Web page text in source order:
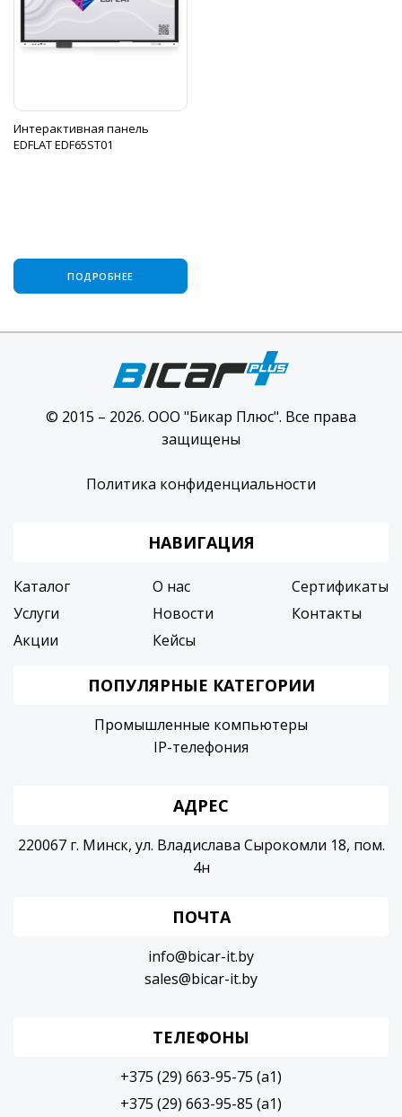
Интерактивная панель
EDFLAT EDF65ST01
ПОДРОБНЕЕ
© 2015 – 2026. ООО "Бикар Плюс". Все права
защищены
Политика конфиденциальности
НАВИГАЦИЯ
Каталог
Услуги
Акции
О нас
Новости
Кейсы
Сертификаты
Контакты
ПОПУЛЯРНЫЕ КАТЕГОРИИ
Промышленные компьютеры
IP-телефония
АДРЕС
220067 г. Минск, ул. Владислава Сырокомли 18, пом.
4н
ПОЧТА
info@bicar-it.by
sales@bicar-it.by
ТЕЛЕФОНЫ
+375 (29) 663-95-75 (a1)
+375 (29) 663-95-85 (a1)